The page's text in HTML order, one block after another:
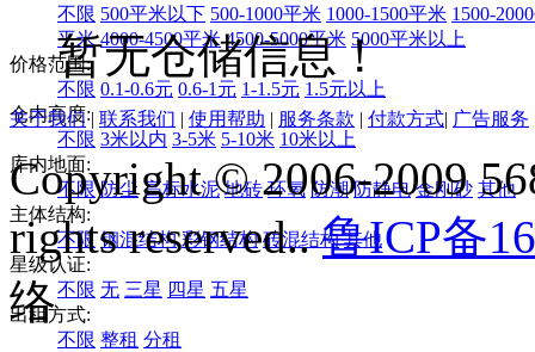
不限 500平米以下 500-1000平米 1000-1500平米 1500-
平米 4000-4500平米 4500-5000平米 5000平米以上
价格范围:
不限 0.1-0.6元 0.6-1元 1-1.5元 1.5元以上
仓内高度:
不限 3米以内 3-5米 5-10米 10米以上
库内地面:
不限 防尘 高标水泥 地砖 环氧 防潮 防静电 金刚砂 其他
主体结构:
不限 钢混结构 彩钢结构 砖混结构 其他
星级认证:
不限 无 三星 四星 五星
出租方式:
不限 整租 分租
暂无仓储信息！
关于我们| 联系我们 | 使用帮助 | 服务条款 | 付款方式| 广告服务
Copyright © 2006-2009
rights reserved..鲁ICP备
络